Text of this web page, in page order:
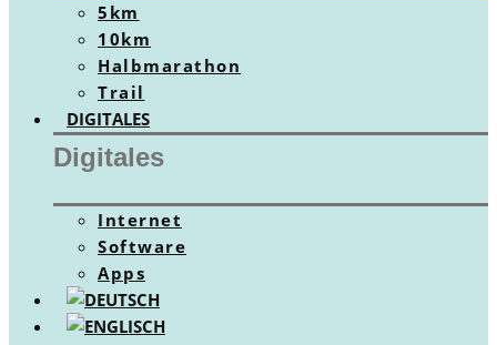
5km
10km
Halbmarathon
Trail
DIGITALES
Digitales
Internet
Software
Apps